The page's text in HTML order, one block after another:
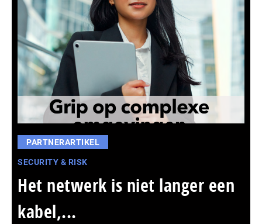
PARTNERARTIKEL
SECURITY & RISK
Het netwerk is niet langer een
kabel,...